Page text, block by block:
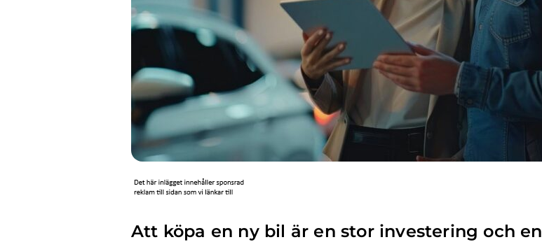
Att köpa en ny bil är en stor investering och en